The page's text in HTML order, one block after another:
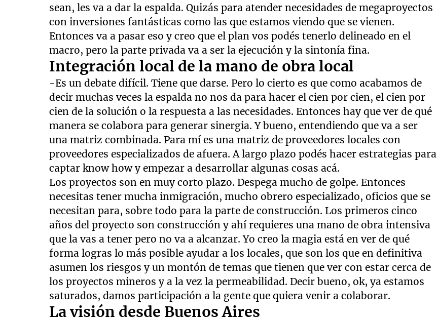
sean, les va a dar la espalda. Quizás para atender necesidades de megaproyectos
con inversiones fantásticas como las que estamos viendo que se vienen.
Entonces va a pasar eso y creo que el plan vos podés tenerlo delineado en el
macro, pero la parte privada va a ser la ejecución y la sintonía fina.
Integración local de la mano de obra local
-Es un debate difícil. Tiene que darse. Pero lo cierto es que como acabamos de
decir muchas veces la espalda no nos da para hacer el cien por cien, el cien por
cien de la solución o la respuesta a las necesidades. Entonces hay que ver de qué
manera se colabora para generar sinergia. Y bueno, entendiendo que va a ser
una matriz combinada. Para mí es una matriz de proveedores locales con
proveedores especializados de afuera. A largo plazo podés hacer estrategias para
captar know how y empezar a desarrollar algunas cosas acá.
Los proyectos son en muy corto plazo. Despega mucho de golpe. Entonces
necesitas tener mucha inmigración, mucho obrero especializado, oficios que se
necesitan para, sobre todo para la parte de construcción. Los primeros cinco
años del proyecto son construcción y ahí requieres una mano de obra intensiva
que la vas a tener pero no va a alcanzar. Yo creo la magia está en ver de qué
forma logras lo más posible ayudar a los locales, que son los que en definitiva
asumen los riesgos y un montón de temas que tienen que ver con estar cerca de
los proyectos mineros y a la vez la permeabilidad. Decir bueno, ok, ya estamos
saturados, damos participación a la gente que quiera venir a colaborar.
La visión desde Buenos Aires